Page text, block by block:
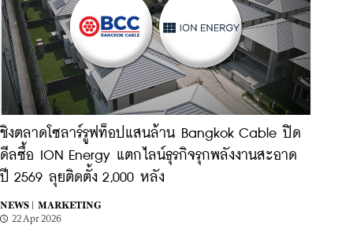
ชิงตลาดโซลาร์รูฟท็อปแสนล้าน Bangkok Cable ปิด
ดีลซื้อ ION Energy แตกไลน์ธุรกิจรุกพลังงานสะอาด
ปี 2569 ลุยติดตั้ง 2,000 หลัง
NEWS |
MARKETING
22 Apr 2026